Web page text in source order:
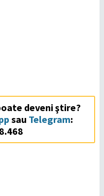
deveni ştire?
sau Telegram: